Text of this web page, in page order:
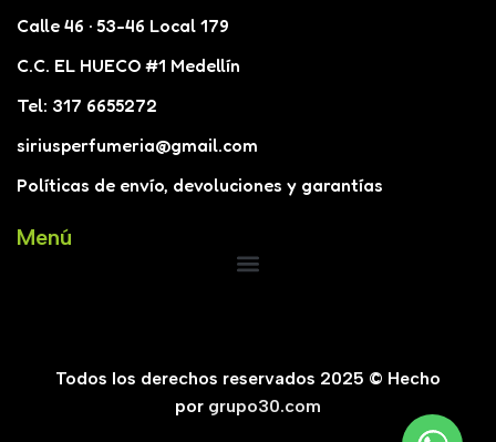
Calle 46 · 53-46 Local 179
C.C. EL HUECO #1 Medellín
Tel: 317 6655272
siriusperfumeria@gmail.com
Políticas de envío, devoluciones y garantías
Menú
Todos los derechos reservados 2025 © Hecho
por grupo30.com